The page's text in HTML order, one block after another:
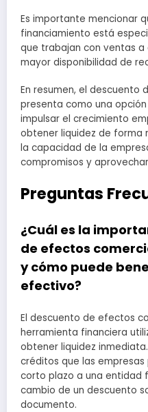
Es importante mencionar
financiamiento está
que trabajan con ventas
mayor disponibilidad de
En resumen, el descuento
presenta como una
impulsar el crecimiento
obtener liquidez de forma
la capacidad de la
compromisos y
Preguntas
¿Cuál es la
de efectos
y cómo puede
efectivo?
El descuento de efectos
herramienta financiera
obtener liquidez
créditos que las
corto plazo a una entidad
cambio de un descuento
documento.